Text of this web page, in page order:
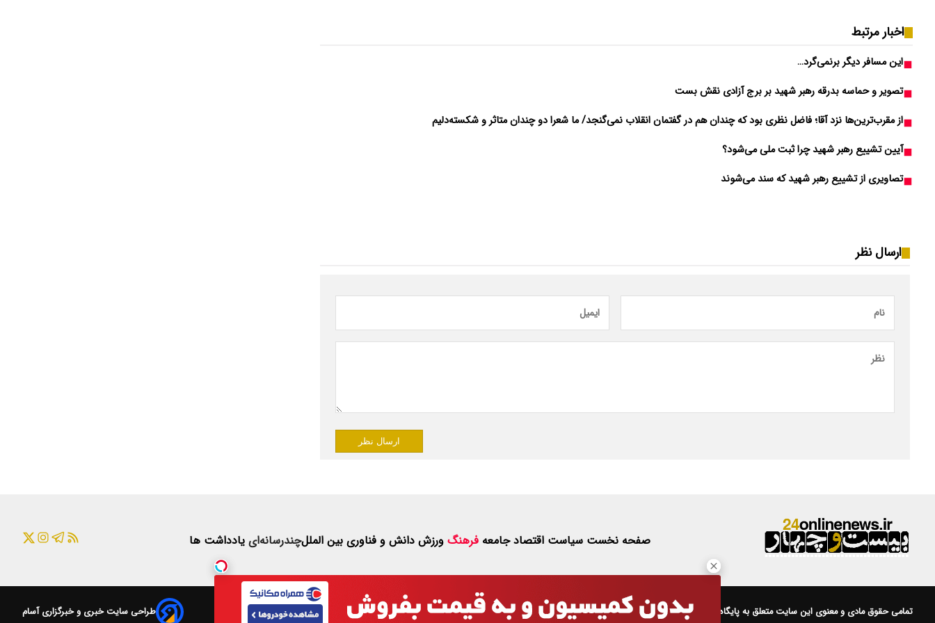
اخبار مرتبط
این مسافر دیگر برنمی‌گرد…
تصویر و حماسه بدرقه رهبر شهید بر برج آزادی نقش بست
از مقرب‌ترین‌ها نزد آقا؛ فاضل نظری بود که چندان هم در گفتمان انقلاب نمی‌گنجد/ ما شعرا دو چندان متاثر و شکسته‌دلیم
آیین تشییع رهبر شهید چرا ثبت ملی می‌شود؟
تصاویری از تشییع رهبر شهید که سند می‌شوند
ارسال نظر
ارسال نظر
صفحه نخست سیاست اقتصادجامعه فرهنگ ورزش دانش و فناوری بین المللچندرسانه‌ای یادداشت ها
تمامی حقوق مادی و معنوی این سایت متعلق به پایگاه خبری 24 است. طراحی سایت خبری و خبرگزاری آسام